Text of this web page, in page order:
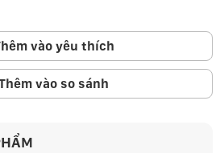
vào yêu thích
vào so sánh